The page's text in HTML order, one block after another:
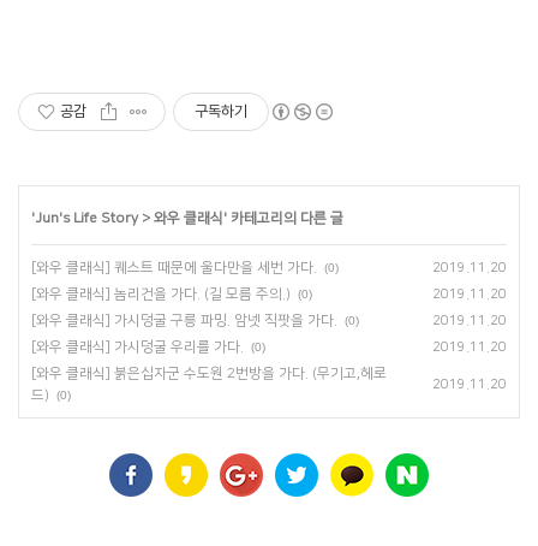
공감 구독하기
'Jun's Life Story> 와우 클래식 ' 카테고리의 다른 글
[와우 클래식] 퀘스트 때문에 울다만을 세번 가다. (0) 2019.11.20
[와우 클래식] 놈리건을 가다. (길 모름 주의.) (0) 2019.11.20
[와우 클래식] 가시덩굴 구릉 파밍. 암넷 직팟을 가다. (0) 2019.11.20
[와우 클래식] 가시덩굴 우리를 가다. (0) 2019.11.20
[와우 클래식] 붉은십자군 수도원 2번방을 가다. (무기고,헤로
드)
(0)
2019.11.20